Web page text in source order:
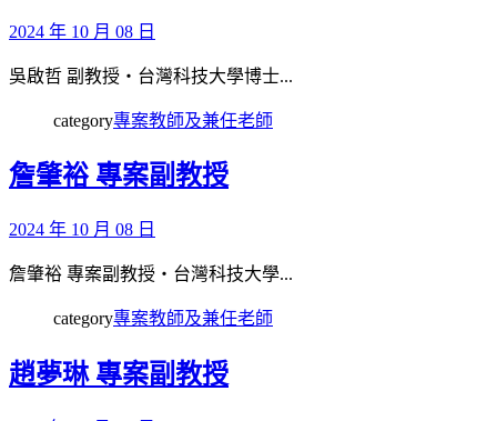
2024 年 10 月 08 日
吳啟哲 副教授‧台灣科技大學博士...
category專案教師及兼任老師
詹肇裕 專案副教授
2024 年 10 月 08 日
詹肇裕 專案副教授‧台灣科技大學...
category專案教師及兼任老師
趙夢琳 專案副教授